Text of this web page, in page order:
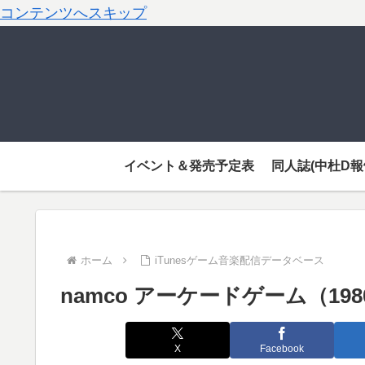
コンテンツへスキップ
イベント＆発売予定表 同人誌(中杜D
ホーム iTunesゲーム音楽配信データベース
namco アーケードゲーム（
X Facebook